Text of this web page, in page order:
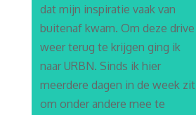
dat mijn inspiratie vaak van
buitenaf kwam. Om deze drive
weer terug te krijgen ging ik
naar URBN. Sinds ik hier
meerdere dagen in de week zit
om onder andere mee te